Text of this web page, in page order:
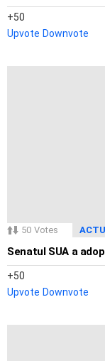
50
Upvote Downvote
50 Votes
Senatul SUA a
50
Upvote Downvote